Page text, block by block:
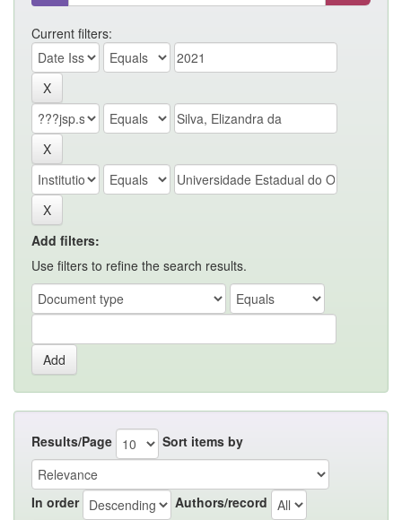
Current filters:
Add filters:
Use filters to refine the search results.
Results/Page Sort items by
In order Authors/record